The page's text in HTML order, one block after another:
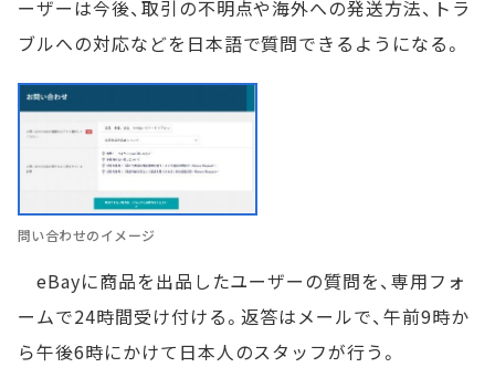
ーザーは今後、取引の不明点や海外への発送方法、トラ
ブルへの対応などを日本語で質問できるようになる。
問い合わせのイメージ
eBayに商品を出品したユーザーの質問を、専用フォ
ームで24時間受け付ける。返答はメールで、午前9時か
ら午後6時にかけて日本人のスタッフが行う。